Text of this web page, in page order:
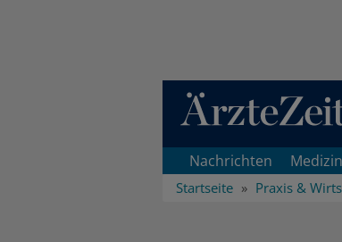
Direkt zum Inhaltsbereich
Nachrichten Medizin
Startseite Praxis &